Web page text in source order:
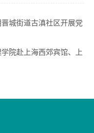
城街道古滇社区开展党
院赴上海西郊宾馆、上